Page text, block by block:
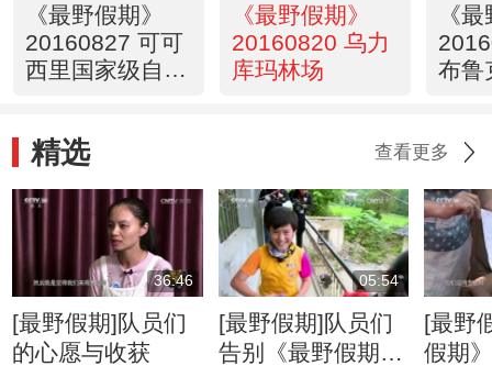
《最野假期》
20160827 可可
西里国家级自然
《最野假期》
20160820 乌力
库玛林场
《
布鲁
精选 查看更多
36:46
[最野假期]队员们
的心愿与收获
05:54
[最野假期]队员们
告别《最野假期》
[最野
假期